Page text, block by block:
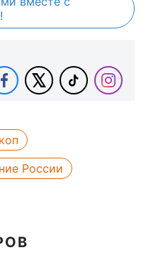
России